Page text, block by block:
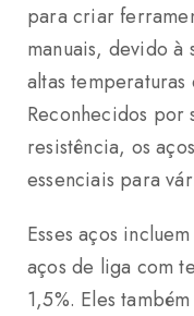
para criar
manuais, devido
altas temperaturas
Reconhecidos por
resistência, os
essenciais para
Esses aços
aços de liga com
1,5%. Eles